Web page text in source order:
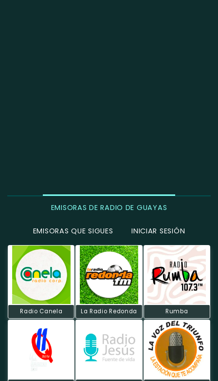
EMISORAS DE RADIO DE GUAYAS
EMISORAS QUE SIGUES INICIAR SESIÓN
Radio Canela La Radio Redonda Rumba